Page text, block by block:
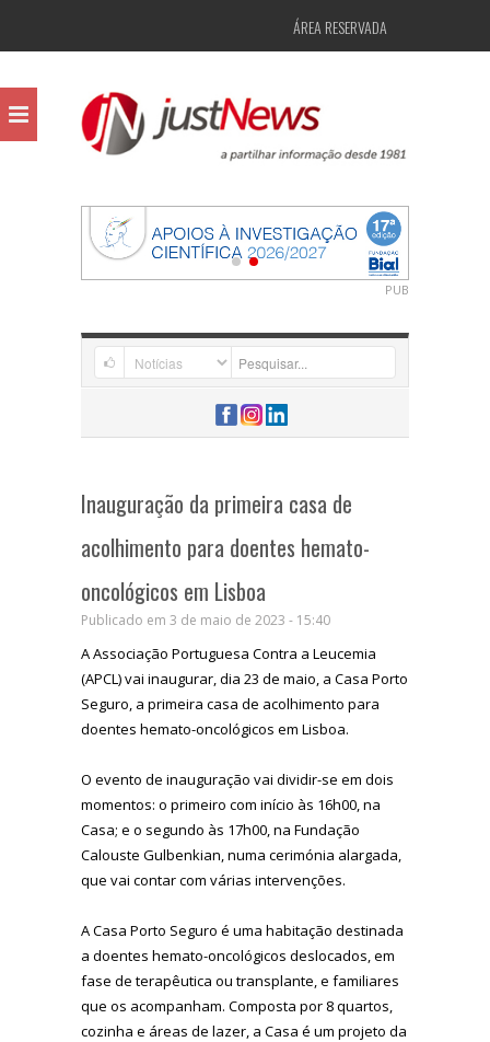
ÁREA RESERVADA
PUB
Inauguração da primeira casa de
acolhimento para doentes hemato-
oncológicos em Lisboa
Publicado em 3 de maio de 2023 - 15:40
A Associação Portuguesa Contra a Leucemia
(APCL) vai inaugurar, dia 23 de maio, a Casa Porto
Seguro, a primeira casa de acolhimento para
doentes hemato-oncológicos em Lisboa.
O evento de inauguração vai dividir-se em dois
momentos: o primeiro com início às 16h00, na
Casa; e o segundo às 17h00, na Fundação
Calouste Gulbenkian, numa cerimónia alargada,
que vai contar com várias intervenções.
A Casa Porto Seguro é uma habitação destinada
a doentes hemato-oncológicos deslocados, em
fase de terapêutica ou transplante, e familiares
que os acompanham. Composta por 8 quartos,
cozinha e áreas de lazer, a Casa é um projeto da